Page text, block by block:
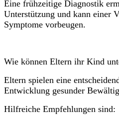
Eine frühzeitige Diagnostik
Unterstützung und kann einer
Symptome vorbeugen.
Wie können Eltern ihr Kind
Eltern spielen eine
Entwicklung gesunder
Hilfreiche Empfehlungen sind: